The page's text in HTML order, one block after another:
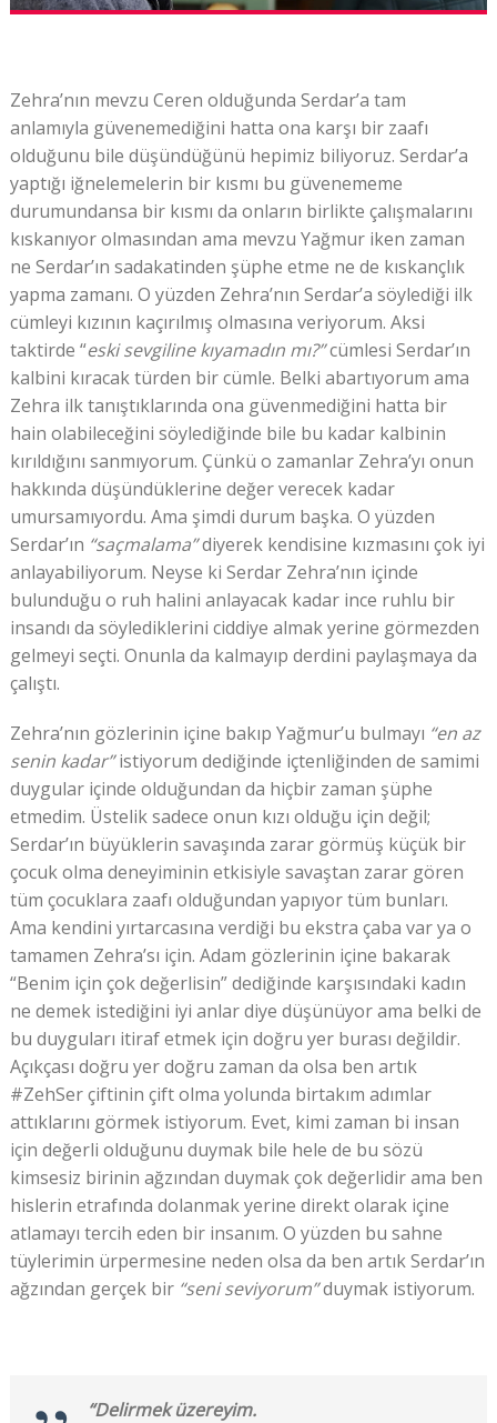
Zehra’nın mevzu Ceren olduğunda Serdar’a tam
anlamıyla güvenemediğini hatta ona karşı bir zaafı
olduğunu bile düşündüğünü hepimiz biliyoruz. Serdar’a
yaptığı iğnelemelerin bir kısmı bu güvenememe
durumundansa bir kısmı da onların birlikte çalışmalarını
kıskanıyor olmasından ama mevzu Yağmur iken zaman
ne Serdar’ın sadakatinden şüphe etme ne de kıskançlık
yapma zamanı. O yüzden Zehra’nın Serdar’a söylediği ilk
cümleyi kızının kaçırılmış olmasına veriyorum. Aksi
taktirde “eski sevgiline kıyamadın mı?”cümlesi Serdar’ın
kalbini kıracak türden bir cümle. Belki abartıyorum ama
Zehra ilk tanıştıklarında ona güvenmediğini hatta bir
hain olabileceğini söylediğinde bile bu kadar kalbinin
kırıldığını sanmıyorum. Çünkü o zamanlar Zehra’yı onun
hakkında düşündüklerine değer verecek kadar
umursamıyordu. Ama şimdi durum başka. O yüzden
Serdar’ın “saçmalama”diyerek kendisine kızmasını çok iyi
anlayabiliyorum. Neyse ki Serdar Zehra’nın içinde
bulunduğu o ruh halini anlayacak kadar ince ruhlu bir
insandı da söylediklerini ciddiye almak yerine görmezden
gelmeyi seçti. Onunla da kalmayıp derdini paylaşmaya da
çalıştı.
Zehra’nın gözlerinin içine bakıp Yağmur’u bulmayı “en az
senin kadar”istiyorum dediğinde içtenliğinden de samimi
duygular içinde olduğundan da hiçbir zaman şüphe
etmedim. Üstelik sadece onun kızı olduğu için değil;
Serdar’ın büyüklerin savaşında zarar görmüş küçük bir
çocuk olma deneyiminin etkisiyle savaştan zarar gören
tüm çocuklara zaafı olduğundan yapıyor tüm bunları.
Ama kendini yırtarcasına verdiği bu ekstra çaba var ya o
tamamen Zehra’sı için. Adam gözlerinin içine bakarak
“Benim için çok değerlisin” dediğinde karşısındaki kadın
ne demek istediğini iyi anlar diye düşünüyor ama belki de
bu duyguları itiraf etmek için doğru yer burası değildir.
Açıkçası doğru yer doğru zaman da olsa ben artık
#ZehSer çiftinin çift olma yolunda birtakım adımlar
attıklarını görmek istiyorum. Evet, kimi zaman bi insan
için değerli olduğunu duymak bile hele de bu sözü
kimsesiz birinin ağzından duymak çok değerlidir ama ben
hislerin etrafında dolanmak yerine direkt olarak içine
atlamayı tercih eden bir insanım. O yüzden bu sahne
tüylerimin ürpermesine neden olsa da ben artık Serdar’ın
ağzından gerçek bir “seni seviyorum”duymak istiyorum.
“Delirmek üzereyim.